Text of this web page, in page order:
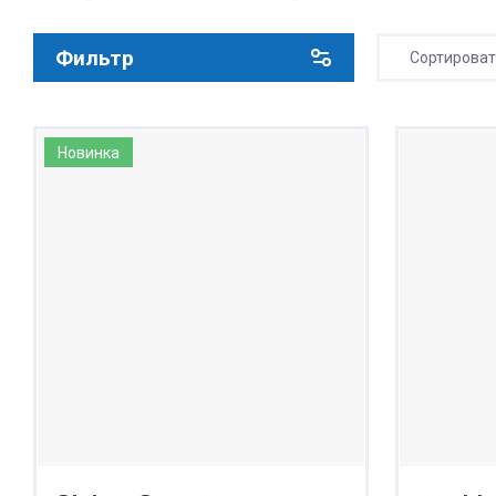
Фильтр
Новинка